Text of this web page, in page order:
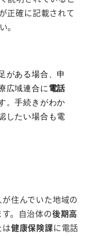
正確に記載されて
。
がある場合、申
広域連合に電話
。手続きがわか
したい場合も電
住んでいた地域の
。自治体の後期高
は健康保険課に電話